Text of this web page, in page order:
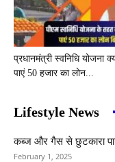
प्रधानमंत्री स्वनिधि योजना
पाएं 50 हजार का लोन...
Lifestyle News
कब्ज और गैस से छुटकारा
February 1, 2025